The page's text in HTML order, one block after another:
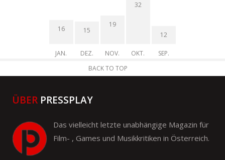
16
JAN.
15
DEZ.
19
NOV.
32
OKT.
12
SEP.
BACK TO TOP
ÜBER PRESSPLAY
Das vielleicht letzte unabhängige Magazin für
Film- , Games und Musikkritiken in Österreich.